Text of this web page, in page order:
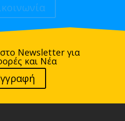
στο Newsletter για
και Νέα